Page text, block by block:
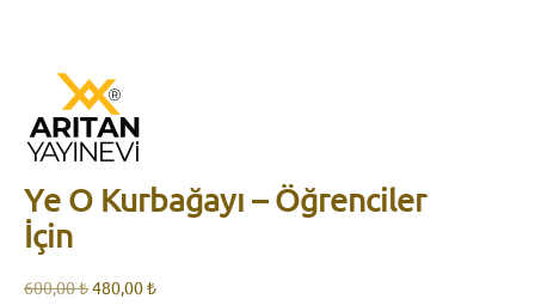
Ye O Kurbağayı – Öğrenciler
İçin
600,00₺Orijinal
480,00₺Şu